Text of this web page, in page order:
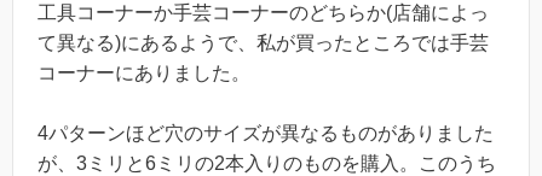
工具コーナーか手芸コーナーのどちらか(店舗によっ
て異なる)にあるようで、私が買ったところでは手芸
コーナーにありました。
4パターンほど穴のサイズが異なるものがありました
が、3ミリと6ミリの2本入りのものを購入。このうち